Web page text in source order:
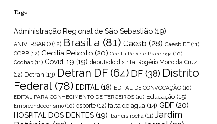
Tags
Administração Regional de São Sebastião (19)
ANIVERSARIO (12) Brasília (81) Caesb (28) Caesb DF (11)
CCBB (12) Cecilia Peixoto (20) Cecília Peixoto Psicóloga (10)
Codhab (11) Covid-19 (19) deputado distrital Rogério Morro da Cruz
(12) Detran (13) Detran DF(64) DF (38) Distrito
Federal(78) EDITAL (18) EDITAL DE CONVOCAÇÃO (10)
EDITAL PARA CONHECIMENTO DE TERCEIROS (10) Educação (15)
Empreendedorismo (10) esporte (12) falta de agua (14) GDF (20)
HOSPITAL DOS DENTES (19) ibaneis rocha (11) Jardim